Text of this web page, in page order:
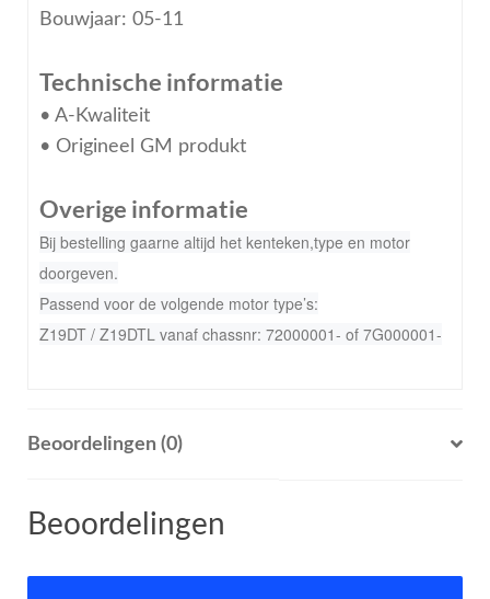
Bouwjaar: 05-11
Technische informatie
• A-Kwaliteit
• Origineel GM produkt
Overige informatie
Bij bestelling gaarne altijd het kenteken,type en motor
doorgeven.
Passend voor de volgende motor type’s:
Z19DT / Z19DTL vanaf chassnr: 72000001- of 7G000001-
Beoordelingen (0)
Beoordelingen